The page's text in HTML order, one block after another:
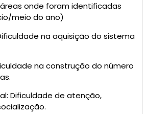
onde foram identificadas
meio do ano)
na aquisição do sistema
na construção do número
Dificuldade de atenção,